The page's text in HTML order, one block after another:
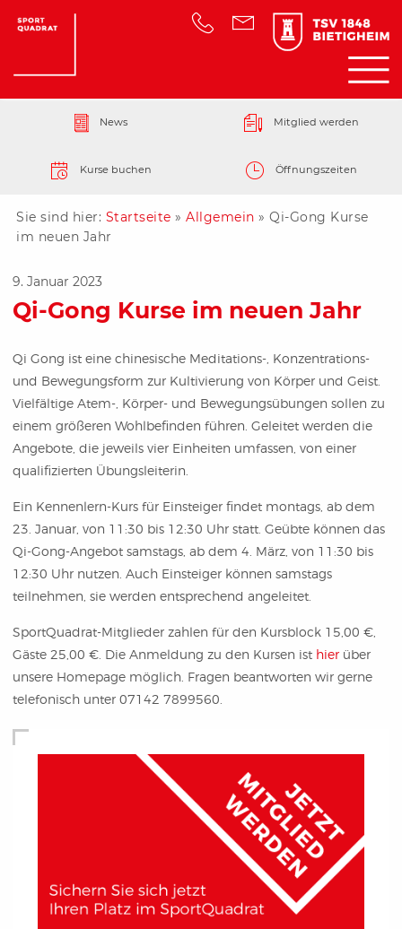
News Mitglied werden
Kurse buchen Öffnungszeiten
Sie sind hier: Startseite » Allgemein » Qi-Gong Kurse
im neuen Jahr
9. Januar 2023
Qi-Gong Kurse im neuen Jahr
Qi Gong ist eine chinesische Meditations-, Konzentrations-
und Bewegungsform zur Kultivierung von Körper und Geist.
Vielfältige Atem-, Körper- und Bewegungsübungen sollen zu
einem größeren Wohlbefinden führen. Geleitet werden die
Angebote, die jeweils vier Einheiten umfassen, von einer
qualifizierten Übungsleiterin.
Ein Kennenlern-Kurs für Einsteiger findet montags, ab dem
23. Januar, von 11:30 bis 12:30 Uhr statt. Geübte können das
Qi-Gong-Angebot samstags, ab dem 4. März, von 11:30 bis
12:30 Uhr nutzen. Auch Einsteiger können samstags
teilnehmen, sie werden entsprechend angeleitet.
SportQuadrat-Mitglieder zahlen für den Kursblock 15,00 €,
Gäste 25,00 €. Die Anmeldung zu den Kursen ist hier über
unsere Homepage möglich. Fragen beantworten wir gerne
telefonisch unter 07142 7899560.